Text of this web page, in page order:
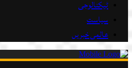
ٹیکنالوجی
سیاست
عالمی خبریں